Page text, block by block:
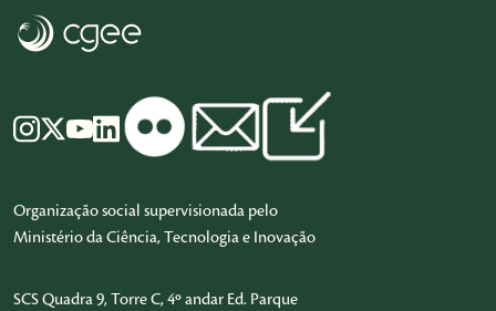
Organização social supervisionada pelo
Ministério da Ciência, Tecnologia e Inovação
SCS Quadra 9, Torre C, 4º andar Ed. Parque